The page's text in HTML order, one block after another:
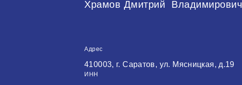
Храмов Дмитрий Владимирович
Адрес
410003, г. Саратов, ул. Мясницкая, д.19
ИНН